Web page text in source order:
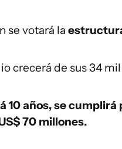
se votará la
crecerá de sus 34
10 años, se cumplirá
70 millones.